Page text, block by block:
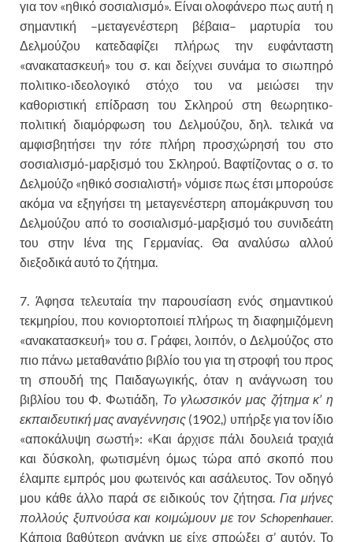
για τον «ηθικό σοσιαλισμό». Είναι ολοφάνερο πως αυτή η
σημαντική –μεταγενέστερη βέβαια– μαρτυρία του
Δελμούζου κατεδαφίζει πλήρως την ευφάνταστη
«ανακατασκευή» του σ. και δείχνει συνάμα το σιωπηρό
πολιτικο-ιδεολογικό στόχο του να μειώσει την
καθοριστική επίδραση του Σκληρού στη θεωρητικο-
πολιτική διαμόρφωση του Δελμούζου, δηλ. τελικά να
αμφισβητήσει την τότεπλήρη προσχώρησή του στο
σοσιαλισμό-μαρξισμό του Σκληρού. Βαφτίζοντας ο σ. το
Δελμούζο «ηθικό σοσιαλιστή» νόμισε πως έτσι μπορούσε
ακόμα να εξηγήσει τη μεταγενέστερη απομάκρυνση του
Δελμούζου από το σοσιαλισμό-μαρξισμό του συνιδεάτη
του στην Ιένα της Γερμανίας. Θα αναλύσω αλλού
διεξοδικά αυτό το ζήτημα.
7. Άφησα τελευταία την παρουσίαση ενός σημαντικού
τεκμηρίου, που κονιορτοποιεί πλήρως τη διαφημιζόμενη
«ανακατασκευή» του σ. Γράφει, λοιπόν, ο Δελμούζος στο
πιο πάνω μεταθανάτιο βιβλίο του για τη στροφή του προς
τη σπουδή της Παιδαγωγικής, όταν η ανάγνωση του
βιβλίου του Φ. Φωτιάδη, Το γλωσσικόν μας ζήτημα κ’ η
εκπαιδευτική μας αναγέννησις (1902,) υπήρξε για τον ίδιο
«αποκάλυψη σωστή»: «Και άρχισε πάλι δουλειά τραχιά
και δύσκολη, φωτισμένη όμως τώρα από σκοπό που
έλαμπε εμπρός μου φωτεινός και ασάλευτος. Τον οδηγό
μου κάθε άλλο παρά σε ειδικούς τον ζήτησα. Για μήνες
πολλούς ξυπνούσα και κοιμώμουν με τον Schopenhauer.
Κάποια βαθύτερη ανάγκη με είχε σπρώξει σ’ αυτόν. Το